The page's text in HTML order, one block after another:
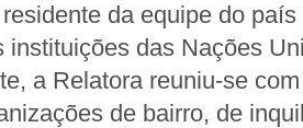
da equipe do
instituições das Nações
a Relatora reuniu-se
de bairro, de